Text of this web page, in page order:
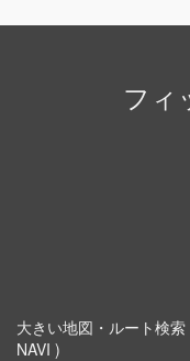
フィ
大きい地図・ルート検索
NAVI )